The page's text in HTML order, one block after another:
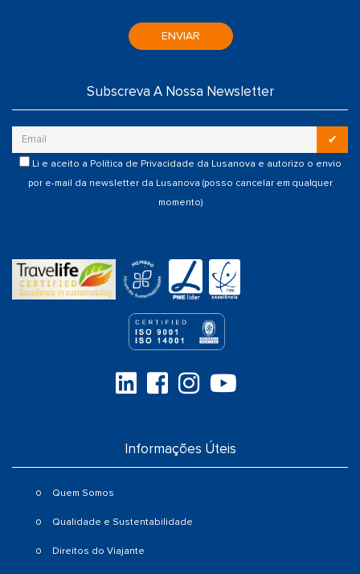
ENVIAR
Subscreva A Nossa Newsletter
✔
Li e aceito a Política de Privacidade da Lusanova e autorizo o envio
por e-mail da newsletter da Lusanova (posso cancelar em qualquer
momento)
Informações Úteis
Quem Somos
Qualidade e Sustentabilidade
Direitos do Viajante